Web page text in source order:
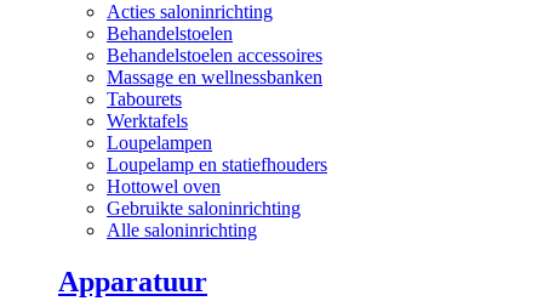
Acties saloninrichting
Behandelstoelen
Behandelstoelen accessoires
Massage en wellnessbanken
Tabourets
Werktafels
Loupelampen
Loupelamp en statiefhouders
Hottowel oven
Gebruikte saloninrichting
Alle saloninrichting
Apparatuur